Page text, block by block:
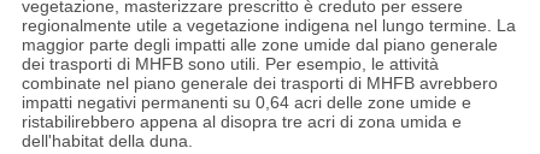
vegetazione, masterizzare prescritto è creduto per essere
regionalmente utile a vegetazione indigena nel lungo termine. La
maggior parte degli impatti alle zone umide dal piano generale
dei trasporti di MHFB sono utili. Per esempio, le attività
combinate nel piano generale dei trasporti di MHFB avrebbero
impatti negativi permanenti su 0,64 acri delle zone umide e
ristabilirebbero appena al disopra tre acri di zona umida e
dell'habitat della duna.